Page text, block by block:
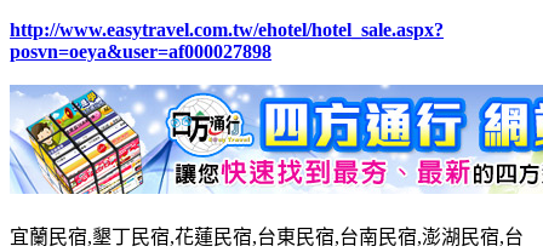
http://www.easytravel.com.tw/ehotel/hotel_sale.aspx?
posvn=oeya&user=af000027898
宜蘭民宿,墾丁民宿,花蓮民宿,台東民宿,台南民宿,澎湖民宿,台